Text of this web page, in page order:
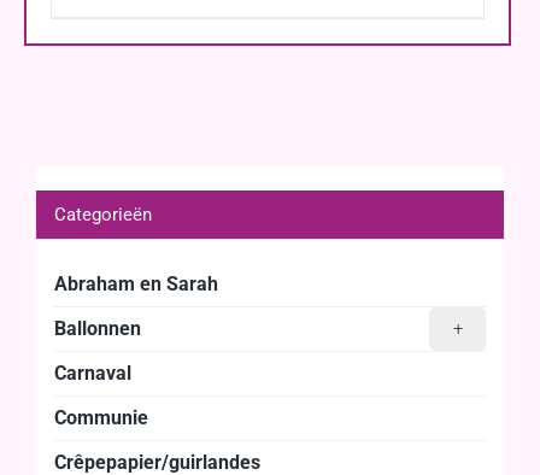
Categorieën
Abraham en Sarah
+
Ballonnen
Carnaval
Communie
Crêpepapier/guirlandes